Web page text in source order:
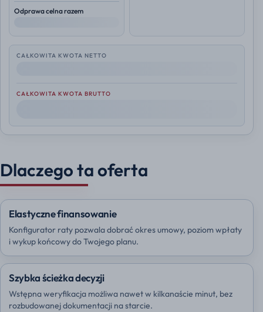
Odprawa celna razem
CAŁKOWITA KWOTA NETTO
CAŁKOWITA KWOTA BRUTTO
Dlaczego ta oferta
Elastyczne finansowanie
Konfigurator raty pozwala dobrać okres umowy, poziom wpłaty
i wykup końcowy do Twojego planu.
Szybka ścieżka decyzji
Wstępna weryfikacja możliwa nawet w kilkanaście minut, bez
rozbudowanej dokumentacji na starcie.